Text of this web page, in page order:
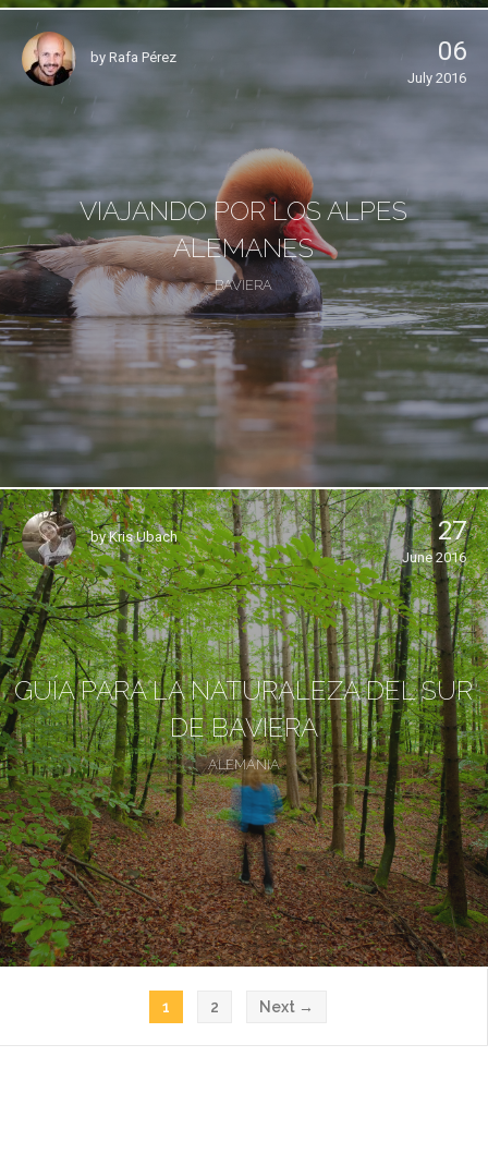
by Rafa Pérez 06
July 2016
VIAJANDO POR LOS ALPES
ALEMANES
BAVIERA
byKris Ubach 27
June 2016
GUÍA PARA LA NATURALEZA DEL SUR
DE BAVIERA
ALEMANIA
1 2 Next →